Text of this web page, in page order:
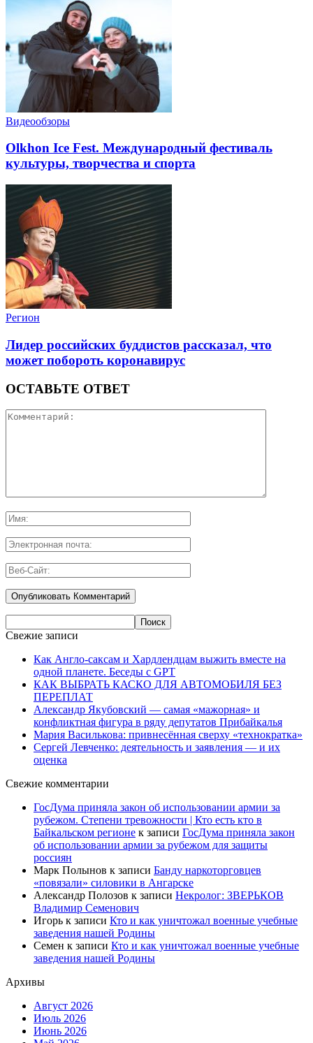
Видеообзоры
Olkhon Ice Fest. Международный фестиваль
культуры, творчества и спорта
Регион
Лидер российских буддистов рассказал, что
может побороть коронавирус
ОСТАВЬТЕ ОТВЕТ
Свежие записи
Как Англо-саксам и Хардлендцам выжить вместе на
одной планете. Беседы с GPT
КАК ВЫБРАТЬ КАСКО ДЛЯ АВТОМОБИЛЯ БЕЗ
ПЕРЕПЛАТ
Александр Якубовский — самая «мажорная» и
конфликтная фигура в ряду депутатов Прибайкалья
Мария Василькова: привнесённая сверху «технократка»
Сергей Левченко: деятельность и заявления — и их
оценка
Свежие комментарии
ГосДума приняла закон об использовании армии за
рубежом. Степени тревожности | Кто есть кто в
Байкальском регионе к записи ГосДума приняла закон
об использовании армии за рубежом для защиты
россиян
Марк Полынов к записи Банду наркоторговцев
«повязали» силовики в Ангарске
Александр Полозов к записи Некролог: ЗВЕРЬКОВ
Владимир Семенович
Игорь к записи Кто и как уничтожал военные учебные
заведения нашей Родины
Семен к записи Кто и как уничтожал военные учебные
заведения нашей Родины
Архивы
Август 2026
Июль 2026
Июнь 2026